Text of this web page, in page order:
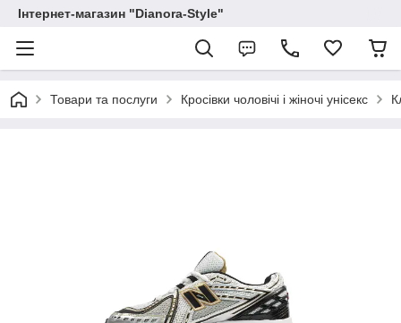
Інтернет-магазин "Dianora-Style"
Товари та послуги Кросівки чоловічі і жіночі унісекс